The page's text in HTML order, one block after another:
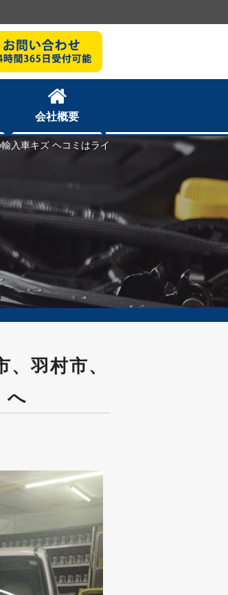
会社概要
入車キズ ヘコミはライ
羽村市、
へ